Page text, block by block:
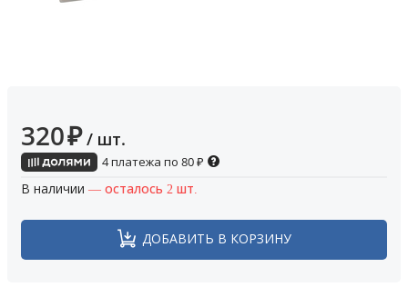
320₽ / шт.
4 платежа по 80₽
В наличии — осталось 2 шт.
ДОБАВИТЬ В КОРЗИНУ